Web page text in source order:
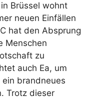
Brüssel wohnt
neuen Einfällen
hat den Absprung
Menschen
zu
auch Ea, um
brandneues
Trotz dieser